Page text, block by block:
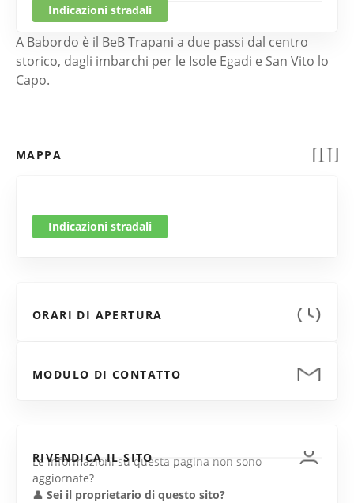
Indicazioni stradali
A Babordo è il BeB Trapani a due passi dal centro
storico, dagli imbarchi per le Isole Egadi e San Vito lo
Capo.
MAPPA
Indicazioni stradali
ORARI DI APERTURA
MODULO DI CONTATTO
RIVENDICA IL SITO
Le informazioni su questa pagina non sono
aggiornate?
👤 Sei il proprietario di questo sito?